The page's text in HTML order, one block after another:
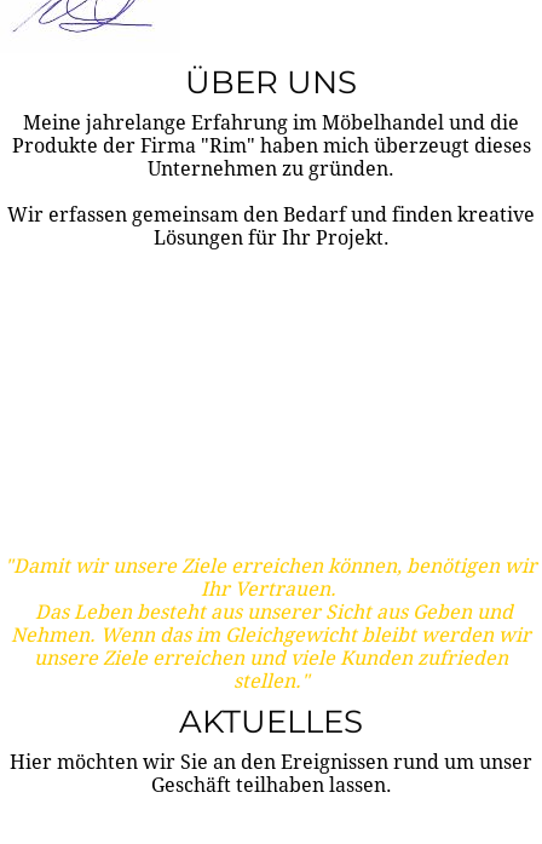
ÜBER UNS
Meine jahrelange Erfahrung im Möbelhandel und die
Produkte der Firma "Rim" haben mich überzeugt dieses
Unternehmen zu gründen.
Wir erfassen gemeinsam den Bedarf und finden kreative
Lösungen für Ihr Projekt.
"Damit wir unsere Ziele erreichen können, benötigen wir
Ihr Vertrauen.
Das Leben besteht aus unserer Sicht aus Geben und
Nehmen. Wenn das im Gleichgewicht bleibt werden wir
unsere Ziele erreichen und viele Kunden zufrieden
stellen."
AKTUELLES
Hier möchten wir Sie an den Ereignissen rund um unser
Geschäft teilhaben lassen.